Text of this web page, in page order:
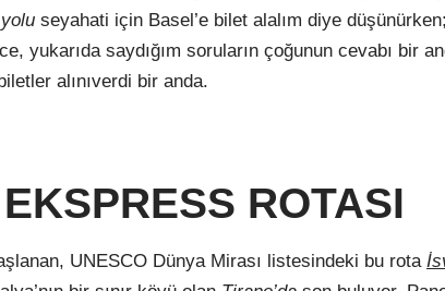
seyahati için Basel’e bilet alalım diye
yukarıda saydığım soruların çoğunun cevabı bir
alınıverdi bir anda.
ROTASI
UNESCO Dünya Mirası listesindeki bu rota